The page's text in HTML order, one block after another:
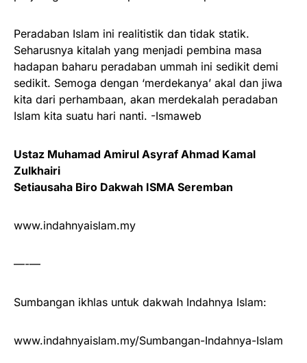
Peradaban Islam ini realitistik dan tidak statik.
Seharusnya kitalah yang menjadi pembina masa
hadapan baharu peradaban ummah ini sedikit demi
sedikit. Semoga dengan ‘merdekanya’ akal dan jiwa
kita dari perhambaan, akan merdekalah peradaban
Islam kita suatu hari nanti. -Ismaweb
Ustaz Muhamad Amirul Asyraf Ahmad Kamal
Zulkhairi
Setiausaha Biro Dakwah ISMA Seremban
www.indahnyaislam.my
—-—
Sumbangan ikhlas untuk dakwah Indahnya Islam:
www.indahnyaislam.my/Sumbangan-Indahnya-Islam